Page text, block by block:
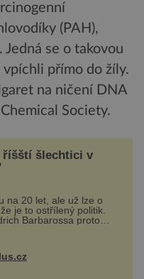
(PAH),
se o takovou
přímo do žíly.
na ničení DNA
Society.
říšští šlechtici v
na 20 let, ale už lze o
je to ostřílený politik.
Barbarossa proto
syna a dědice
do Erfurtu, aby se stal
při řešení sporu m...